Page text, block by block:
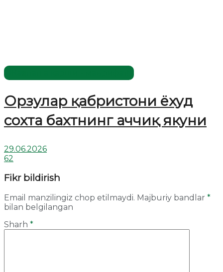
Орзулар қабристони ёхуд
сохта бахтнинг аччиқ якуни
29.06.2026
62
Fikr bildirish
Email manzilingiz chop etilmaydi. Majburiy bandlar *
bilan belgilangan
Sharh *